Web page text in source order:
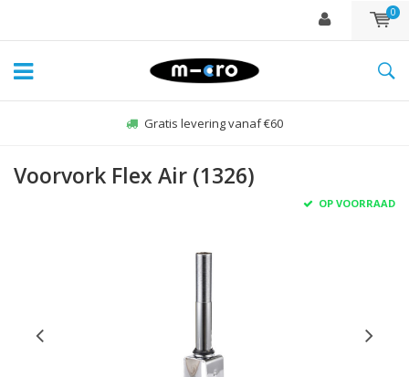
0
Gratis levering vanaf €60
Voorvork Flex Air (1326)
OP VOORRAAD